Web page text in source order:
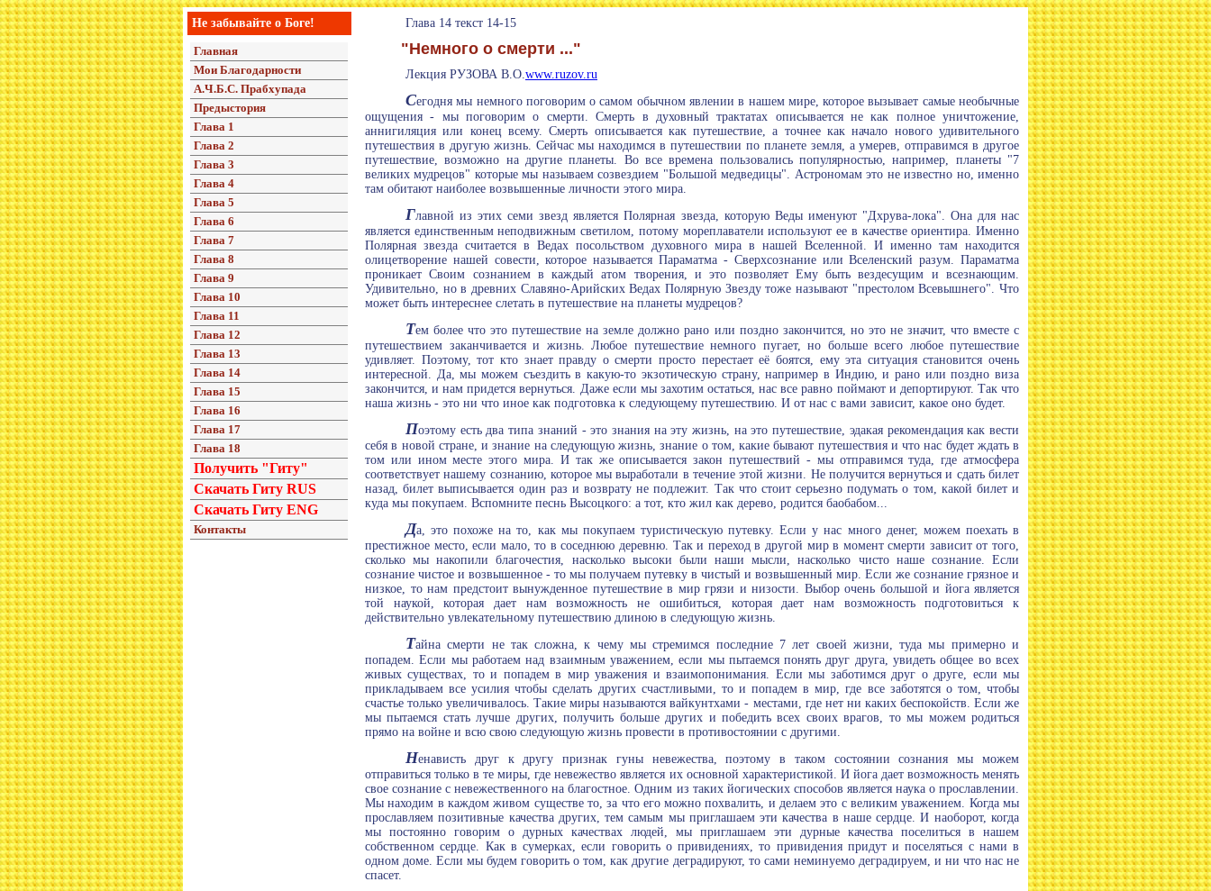
Не забывайте о Боге!
Главная
Мои Благодарности
А.Ч.Б.С. Прабхупада
Предыстория
Глава 1
Глава 2
Глава 3
Глава 4
Глава 5
Глава 6
Глава 7
Глава 8
Глава 9
Глава 10
Глава 11
Глава 12
Глава 13
Глава 14
Глава 15
Глава 16
Глава 17
Глава 18
Получить "Гиту"
Скачать Гиту RUS
Скачать Гиту ENG
Контакты
Глава 14 текст 14-15
"Немного о смерти ..."
Лекция РУЗОВА В.О.www.ruzov.ru
Сегодня мы немного поговорим о самом обычном явлении в нашем мире, которое вызывает самые необычные
ощущения - мы поговорим о смерти. Смерть в духовный трактатах описывается не как полное уничтожение,
аннигиляция или конец всему. Смерть описывается как путешествие, а точнее как начало нового удивительного
путешествия в другую жизнь. Сейчас мы находимся в путешествии по планете земля, а умерев, отправимся в другое
путешествие, возможно на другие планеты. Во все времена пользовались популярностью, например, планеты "7
великих мудрецов" которые мы называем созвездием "Большой медведицы". Астрономам это не известно но, именно
там обитают наиболее возвышенные личности этого мира.
Главной из этих семи звезд является Полярная звезда, которую Веды именуют "Дхрува-лока". Она для нас
является единственным неподвижным светилом, потому мореплаватели используют ее в качестве ориентира. Именно
Полярная звезда считается в Ведах посольством духовного мира в нашей Вселенной. И именно там находится
олицетворение нашей совести, которое называется Параматма - Сверхсознание или Вселенский разум. Параматма
проникает Своим сознанием в каждый атом творения, и это позволяет Ему быть вездесущим и всезнающим.
Удивительно, но в древних Славяно-Арийских Ведах Полярную Звезду тоже называют "престолом Всевышнего". Что
может быть интереснее слетать в путешествие на планеты мудрецов?
Тем более что это путешествие на земле должно рано или поздно закончится, но это не значит, что вместе с
путешествием заканчивается и жизнь. Любое путешествие немного пугает, но больше всего любое путешествие
удивляет. Поэтому, тот кто знает правду о смерти просто перестает её боятся, ему эта ситуация становится очень
интересной. Да, мы можем съездить в какую-то экзотическую страну, например в Индию, и рано или поздно виза
закончится, и нам придется вернуться. Даже если мы захотим остаться, нас все равно поймают и депортируют. Так что
наша жизнь - это ни что иное как подготовка к следующему путешествию. И от нас с вами зависит, какое оно будет.
Поэтому есть два типа знаний - это знания на эту жизнь, на это путешествие, эдакая рекомендация как вести
себя в новой стране, и знание на следующую жизнь, знание о том, какие бывают путешествия и что нас будет ждать в
том или ином месте этого мира. И так же описывается закон путешествий - мы отправимся туда, где атмосфера
соответствует нашему сознанию, которое мы выработали в течение этой жизни. Не получится вернуться и сдать билет
назад, билет выписывается один раз и возврату не подлежит. Так что стоит серьезно подумать о том, какой билет и
куда мы покупаем. Вспомните песнь Высоцкого: а тот, кто жил как дерево, родится баобабом...
Да, это похоже на то, как мы покупаем туристическую путевку. Если у нас много денег, можем поехать в
престижное место, если мало, то в соседнюю деревню. Так и переход в другой мир в момент смерти зависит от того,
сколько мы накопили благочестия, насколько высоки были наши мысли, насколько чисто наше сознание. Если
сознание чистое и возвышенное - то мы получаем путевку в чистый и возвышенный мир. Если же сознание грязное и
низкое, то нам предстоит вынужденное путешествие в мир грязи и низости. Выбор очень большой и йога является
той наукой, которая дает нам возможность не ошибиться, которая дает нам возможность подготовиться к
действительно увлекательному путешествию длиною в следующую жизнь.
Тайна смерти не так сложна, к чему мы стремимся последние 7 лет своей жизни, туда мы примерно и
попадем. Если мы работаем над взаимным уважением, если мы пытаемся понять друг друга, увидеть общее во всех
живых существах, то и попадем в мир уважения и взаимопонимания. Если мы заботимся друг о друге, если мы
прикладываем все усилия чтобы сделать других счастливыми, то и попадем в мир, где все заботятся о том, чтобы
счастье только увеличивалось. Такие миры называются вайкунтхами - местами, где нет ни каких беспокойств. Если же
мы пытаемся стать лучше других, получить больше других и победить всех своих врагов, то мы можем родиться
прямо на войне и всю свою следующую жизнь провести в противостоянии с другими.
Ненависть друг к другу признак гуны невежества, поэтому в таком состоянии сознания мы можем
отправиться только в те миры, где невежество является их основной характеристикой. И йога дает возможность менять
свое сознание с невежественного на благостное. Одним из таких йогических способов является наука о прославлении.
Мы находим в каждом живом существе то, за что его можно похвалить, и делаем это с великим уважением. Когда мы
прославляем позитивные качества других, тем самым мы приглашаем эти качества в наше сердце. И наоборот, когда
мы постоянно говорим о дурных качествах людей, мы приглашаем эти дурные качества поселиться в нашем
собственном сердце. Как в сумерках, если говорить о привидениях, то привидения придут и поселяться с нами в
одном доме. Если мы будем говорить о том, как другие деградируют, то сами неминуемо деградируем, и ни что нас не
спасет.